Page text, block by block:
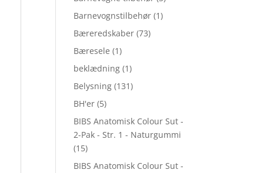
Barnevognstilbehør (1)
Bæreredskaber (73)
Bæresele (1)
beklædning (1)
Belysning (131)
BH'er (5)
BIBS Anatomisk Colour Sut -
2-Pak - Str. 1 - Naturgummi
(15)
BIBS Anatomisk Colour Sut -